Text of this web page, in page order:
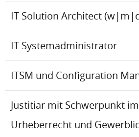
IT Solution Architect
IT Systemadministrator
ITSM und Configuration
Justitiar mit Schwerpunkt
Urheberrecht und